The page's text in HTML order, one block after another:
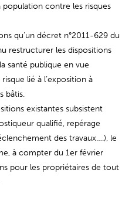
contre les risques
qu’un décret n°2011-629 du
restructurer les dispositions
santé publique en vue
lié à l’exposition à
bâtis.
existantes subsistent
qualifié, repérage
des travaux….), le
à compter du 1er février
pour les propriétaires de tout